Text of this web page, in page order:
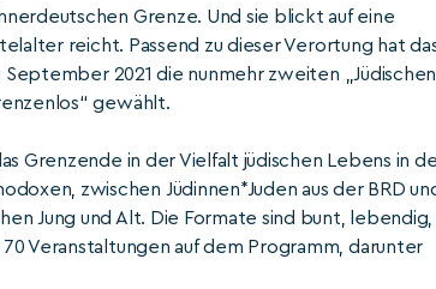
Grenze. Und sie blickt auf eine
reicht. Passend zu dieser Verortung hat
2021 die nunmehr zweiten „Jüdischen
gewählt.
Grenzende in der Vielfalt jüdischen Lebens in
zwischen Jüdinnen*Juden aus der BRD
Jung und Alt. Die Formate sind bunt, lebendig,
Veranstaltungen auf dem Programm, darunter